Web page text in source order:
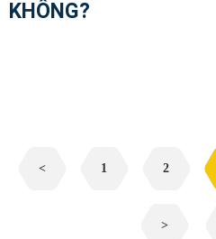
KHÔNG?
< 1 2
>